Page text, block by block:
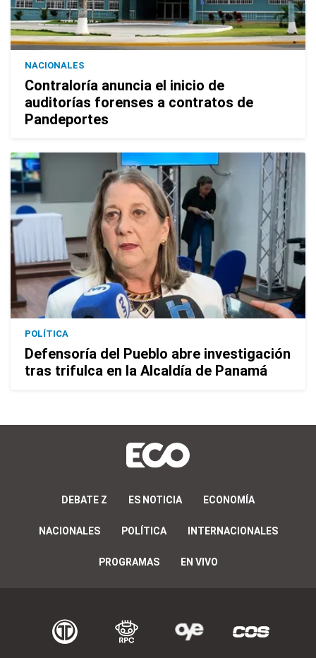
NACIONALES
Contraloría anuncia el inicio de
auditorías forenses a contratos de
Pandeportes
POLÍTICA
Defensoría del Pueblo abre investigación
tras trifulca en la Alcaldía de Panamá
DEBATE Z ES NOTICIA ECONOMÍA
NACIONALES POLÍTICA INTERNACIONALES
PROGRAMAS EN VIVO